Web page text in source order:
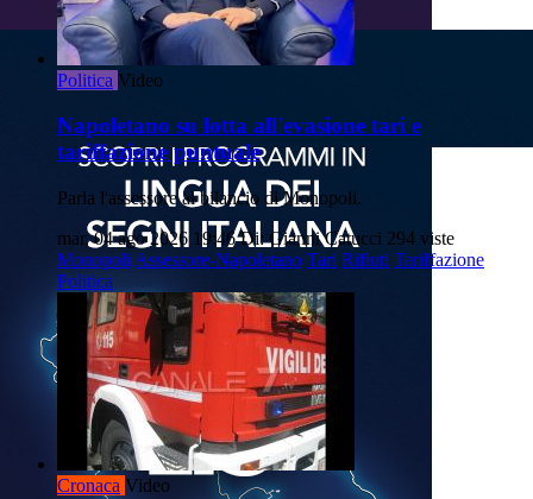
Politica Video
Napoletano su lotta all'evasione tari e
tariffazione puntuale
Parla l'assessore al bilancio di Monopoli.
mar, 04 ago 2026 19:46 Di: Gianni Catucci 294 viste
Monopoli Assessore-Napoletano Tari Rifiuti Tariffazione
Politica
Cronaca Video